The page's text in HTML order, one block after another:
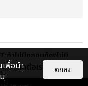
ถ้าไม่มีทุกคนก็คงไม่มี
นต้า&QUOT; ประมวล
ธ-แซนต้า เปลี่ยน
ติดต่อเรา
เพื่อนำ
ตกลง